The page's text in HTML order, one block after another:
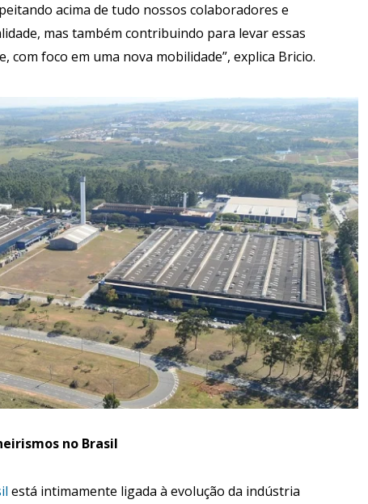
acima de tudo nossos colaboradores e
mas também contribuindo para levar essas
com foco em uma nova mobilidade”, explica Bricio.
no Brasil
está intimamente ligada à evolução da indústria